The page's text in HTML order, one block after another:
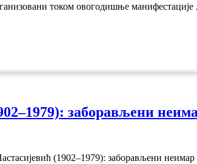
током овогодишње
заборављени
(1902–1979): заборављени